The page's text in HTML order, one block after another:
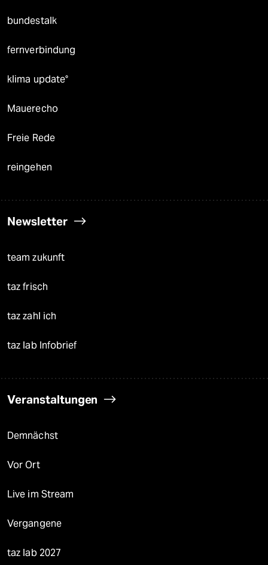
bundestalk
fernverbindung
klima update°
Mauerecho
Freie Rede
reingehen
Newsletter
team zukunft
taz frisch
taz zahl ich
taz lab Infobrief
Veranstaltungen
Demnächst
Vor Ort
Live im Stream
Vergangene
taz lab 2027